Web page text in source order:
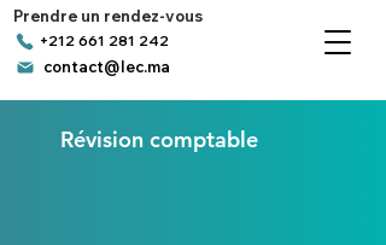
+212 661 281 242
contact@lec.ma
Prendre un rendez-vous
Révision comptable